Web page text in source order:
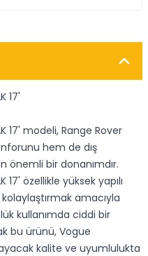
17'
17' modeli, Range Rover
hem de dış
önemli bir donanımdır.
17' özellikle yüksek yapılı
amacıyla
kullanımda ciddi bir
bu ürünü, Vogue
kalite ve uyumlulukta